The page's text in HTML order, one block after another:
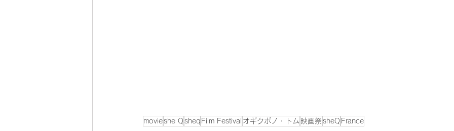
movieshe Q sheq Film Festival オギクボノ・トム 映画祭 sheQ France